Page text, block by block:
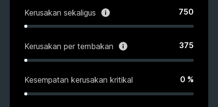
Kerusakan sekaligus 750
Kerusakan per tembakan 375
Kesempatan kerusakan kritikal 0 %